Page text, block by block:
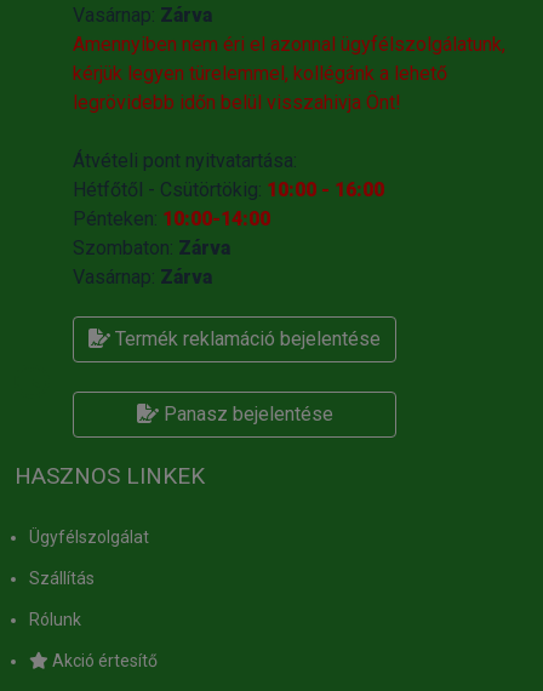
Vasárnap: Zárva
Amennyiben nem éri el azonnal ügyfélszolgálatunk,
kérjük legyen türelemmel, kollégánk a lehető
legrövidebb időn belül visszahivja Önt!
Átvételi pont nyitvatartása:
Hétfőtől - Csütörtökig: 10:00 - 16:00
Pénteken: 10:00-14:00
Szombaton: Zárva
Vasárnap: Zárva
Termék reklamáció bejelentése
Panasz bejelentése
HASZNOS LINKEK
Ügyfélszolgálat
Szállítás
Rólunk
Akció értesítő